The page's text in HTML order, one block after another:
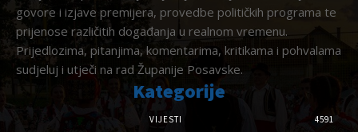
govore i izjave premijera, provedbe političkih programa te
prijenose različitih događanja u realnom vremenu.
Prijedlozima, pitanjima, komentarima, kritikama i pohvalama
sudjeluj i utječi na rad Županije Posavske.
Kategorije
VIJESTI
4591